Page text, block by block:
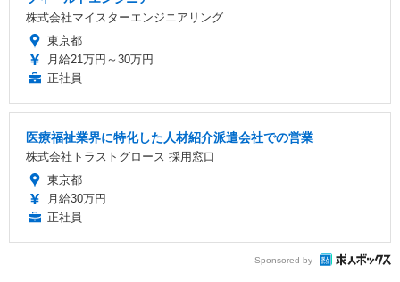
株式会社マイスターエンジニアリング
東京都
月給21万円～30万円
正社員
医療福祉業界に特化した人材紹介派遣会社での営業
株式会社トラストグロース 採用窓口
東京都
月給30万円
正社員
Sponsored by